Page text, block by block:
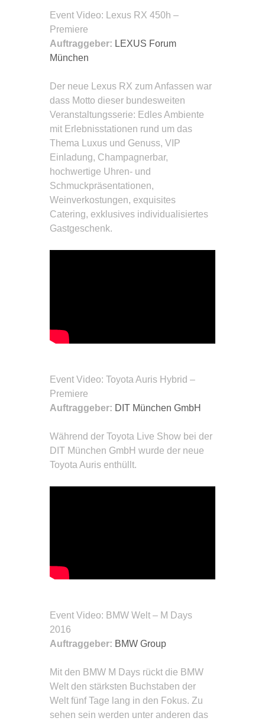
Event Video: Lexus RX 450h –
Premiere
Auftraggeber: LEXUS Forum
München
Der neue Lexus RX zum Anfassen war
dass Motto dieser bundesweiten
Veranstaltungsserie: Edles Ambiente
mit Erlebnisstationen rund um das
Thema Luxus und Genuss, VIP
Einladung, Champagnerbar,
hochwertige Uhren- und
Schmuckpräsentationen,
Weinverkostungen, exquisites
Catering, exklusives individualisiertes
Gastgeschenk.
Event Video: Toyota Auris Hybrid –
Premiere
Auftraggeber: DIT München GmbH
Während der Toyota Live Show bei der
DIT München GmbH wurde der neue
Toyota Auris enthüllt.
Event Video: BMW Welt – M Days
2016
Auftraggeber: BMW Group
Mit den BMW M Days rückt die BMW
Welt den stärksten Buchstaben der
Welt fünf Tage lang in den Fokus. Zu
sehen sein werden unter anderen das